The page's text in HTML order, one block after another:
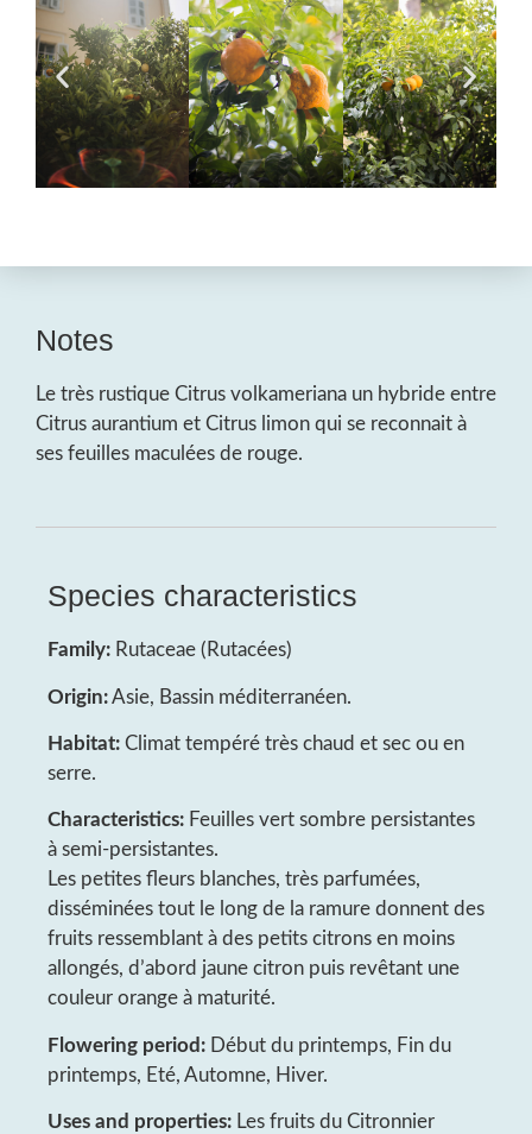
Notes
Le très rustique Citrus volkameriana un hybride entre
Citrus aurantium et Citrus limon qui se reconnait à
ses feuilles maculées de rouge.
Species characteristics
Family: Rutaceae (Rutacées)
Origin:Asie, Bassin méditerranéen.
Habitat: Climat tempéré très chaud et sec ou en
serre.
Characteristics: Feuilles vert sombre persistantes
à semi-persistantes.
Les petites fleurs blanches, très parfumées,
disséminées tout le long de la ramure donnent des
fruits ressemblant à des petits citrons en moins
allongés, d’abord jaune citron puis revêtant une
couleur orange à maturité.
Flowering period: Début du printemps, Fin du
printemps, Eté, Automne, Hiver.
Uses and properties: Les fruits du Citronnier